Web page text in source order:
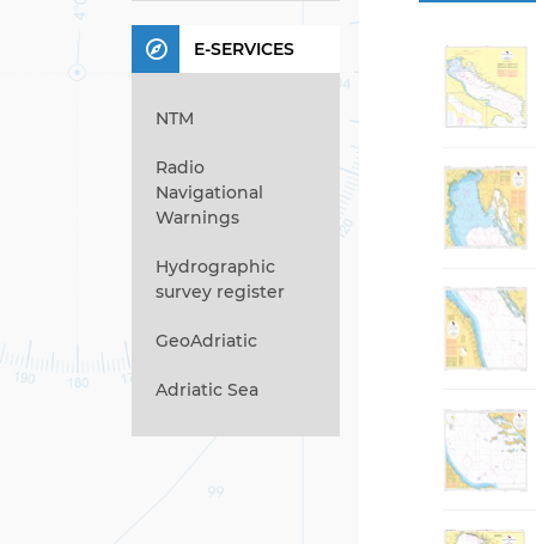
E-SERVICES
NTM
Radio
Navigational
Warnings
Hydrographic
survey register
GeoAdriatic
Adriatic Sea